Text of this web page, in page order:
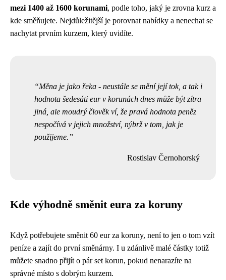
mezi 1400 až 1600 korunami, podle toho, jaký je zrovna kurz a
kde směňujete. Nejdůležitější je porovnat nabídky a nenechat se
nachytat prvním kurzem, který uvidíte.
Měna je jako řeka - neustále se mění její tok, a tak i
hodnota šedesáti eur v korunách dnes může být zítra
jiná, ale moudrý člověk ví, že pravá hodnota peněz
nespočívá v jejich množství, nýbrž v tom, jak je
použijeme.
Rostislav Černohorský
Kde výhodně směnit eura za koruny
Když potřebujete směnit 60 eur za koruny, není to jen o tom vzít
peníze a zajít do první směnárny. I u zdánlivě malé částky totiž
můžete snadno přijít o pár set korun, pokud nenarazíte na
správné místo s dobrým kurzem.